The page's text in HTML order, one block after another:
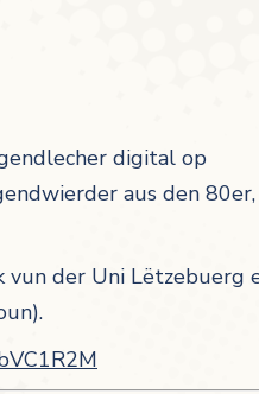
digital op
aus den 80er,
der Uni Lëtzebuerg